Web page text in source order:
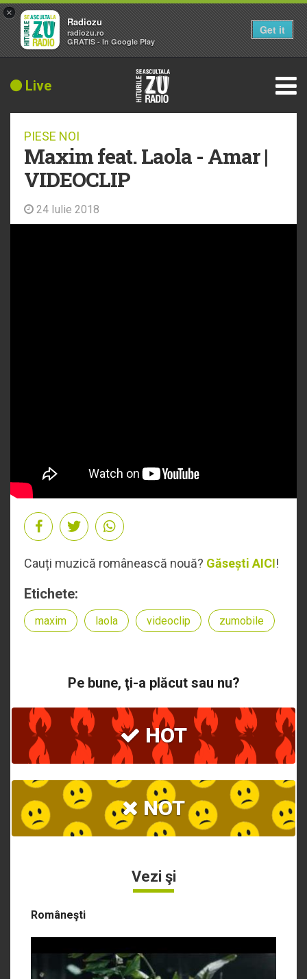
Live
PIESE NOI
Maxim feat. Laola - Amar |
VIDEOCLIP
24 Iulie 2018
Cauți muzică românească nouă? Găsești AICI!
Etichete:
maxim laola videoclip zumobile
Pe bune, ţi-a plăcut sau nu?
HOT
NOT
Vezi şi
Româneşti
×
Radiozu
radiozu.ro
GRATIS - In Google Play
Get it